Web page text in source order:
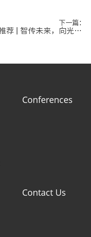
下一篇：
活动推荐 | 智传未来，向光而行！第二届中国传感器与应用技术大会如约而至
Conferences
Contact Us